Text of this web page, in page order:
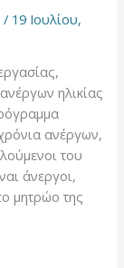
/ 19 Ιουλίου,
ηλικίας
ανέργων,
του
άνεργοι,
μητρώο της